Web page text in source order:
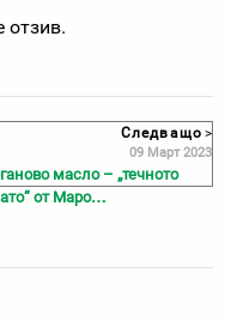
отзив.
Следващо>
09 Март 2023
масло – „течното
от Маро…